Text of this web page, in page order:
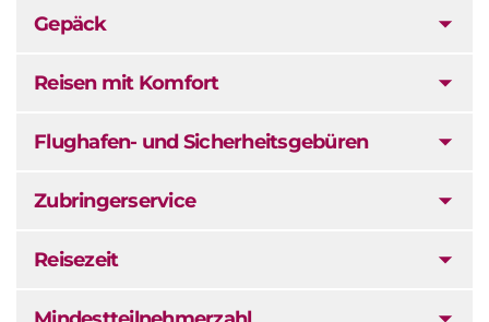
Gepäck
Reisen mit Komfort
Flughafen- und Sicherheitsgebüren
Zubringerservice
Reisezeit